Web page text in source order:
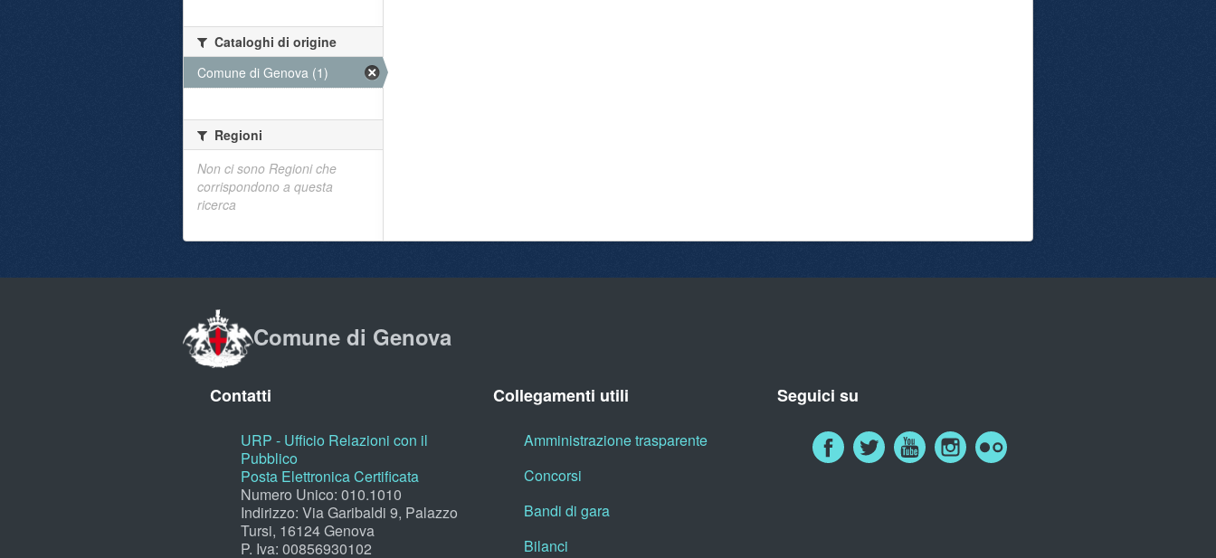
Cataloghi di origine
Comune di Genova (1)
Regioni
Non ci sono Regioni che
corrispondono a questa
ricerca
Comune di Genova
Contatti
URP - Ufficio Relazioni con il
Pubblico
Posta Elettronica Certificata
Numero Unico: 010.1010
Indirizzo: Via Garibaldi 9, Palazzo
Tursi, 16124 Genova
P. Iva: 00856930102
Collegamenti utili
Amministrazione trasparente
Concorsi
Bandi di gara
Bilanci
Seguici su